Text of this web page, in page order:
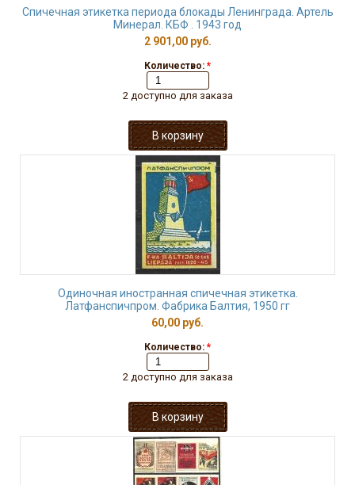
Спичечная этикетка периода блокады Ленинграда. Артель
Минерал. КБФ . 1943 год
2 901,00 руб.
Количество: *
2 доступно для заказа
Одиночная иностранная спичечная этикетка.
Латфанспичпром. Фабрика Балтия, 1950 гг
60,00 руб.
Количество: *
2 доступно для заказа